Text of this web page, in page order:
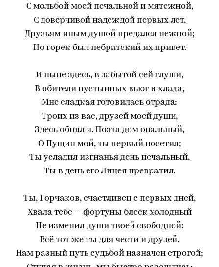
С мольбой моей печальной и мятежной,
С доверчивой надеждой первых лет,
Друзьям иным душой предался нежной;
Но горек был небратский их привет.
И ныне здесь, в забытой сей глуши,
В обители пустынных вьюг и хлада,
Мне сладкая готовилась отрада:
Троих из вас, друзей моей души,
Здесь обнял я. Поэта дом опальный,
О Пущин мой, ты первый посетил;
Ты усладил изгнанья день печальный,
Ты в день его Лицея превратил.
Ты, Горчаков, счастливец с первых дней,
Хвала тебе — фортуны блеск холодный
Не изменил души твоей свободной:
Всё тот же ты для чести и друзей.
Нам разный путь судьбой назначен строгой;